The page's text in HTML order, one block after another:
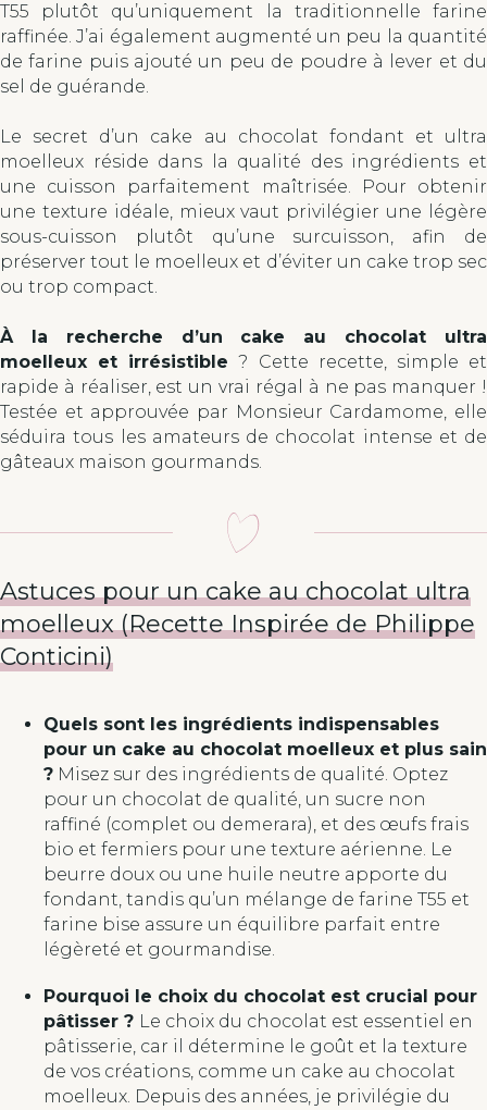
T55 plutôt qu’uniquement la traditionnelle farine
raffinée. J’ai également augmenté un peu la quantité
de farine puis ajouté un peu de poudre à lever et du
sel de guérande.
Le secret d’un cake au chocolat fondant et ultra
moelleux réside dans la qualité des ingrédients et
une cuisson parfaitement maîtrisée. Pour obtenir
une texture idéale, mieux vaut privilégier une légère
sous-cuisson plutôt qu’une surcuisson, afin de
préserver tout le moelleux et d’éviter un cake trop sec
ou trop compact.
À la recherche d’un cake au chocolat ultra
moelleux et irrésistible ? Cette recette, simple et
rapide à réaliser, est un vrai régal à ne pas manquer !
Testée et approuvée par Monsieur Cardamome, elle
séduira tous les amateurs de chocolat intense et de
gâteaux maison gourmands.
Astuces pour un cake au chocolat ultra
moelleux (Recette Inspirée de Philippe
Conticini)
Quels sont les ingrédients indispensables
pour un cake au chocolat moelleux et plus sain
? Misez sur des ingrédients de qualité. Optez
pour un chocolat de qualité, un sucre non
raffiné (complet ou demerara), et des œufs frais
bio et fermiers pour une texture aérienne. Le
beurre doux ou une huile neutre apporte du
fondant, tandis qu’un mélange de farine T55 et
farine bise assure un équilibre parfait entre
légèreté et gourmandise.
Pourquoi le choix du chocolat est crucial pour
pâtisser ? Le choix du chocolat est essentiel en
pâtisserie, car il détermine le goût et la texture
de vos créations, comme un cake au chocolat
moelleux. Depuis des années, je privilégie du